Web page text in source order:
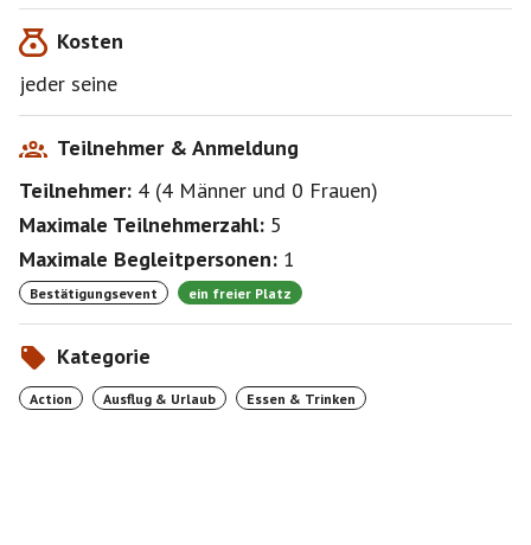
Kosten
jeder seine
Teilnehmer & Anmeldung
Teilnehmer: 4 (4 Männer und 0 Frauen)
Maximale Teilnehmerzahl: 5
Maximale Begleitpersonen: 1
Bestätigungsevent ein freier Platz
Kategorie
Action Ausflug & Urlaub Essen & Trinken